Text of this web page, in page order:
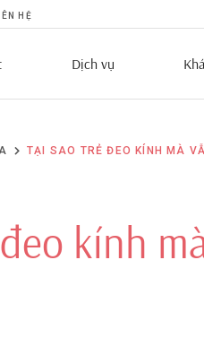
HỆ
Dịch vụ
TẠI SAO TRẺ ĐEO KÍNH MÀ
kính